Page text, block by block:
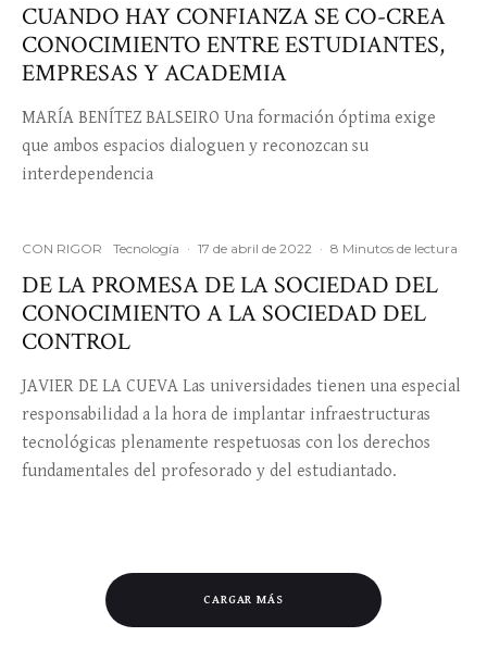
CUANDO HAY CONFIANZA SE CO-CREA
CONOCIMIENTO ENTRE ESTUDIANTES,
EMPRESAS Y ACADEMIA
MARÍA BENÍTEZ BALSEIRO Una formación óptima exige
que ambos espacios dialoguen y reconozcan su
interdependencia
CON RIGOR Tecnología · 17 de abril de 2022 · 8 Minutos de lectura
DE LA PROMESA DE LA SOCIEDAD DEL
CONOCIMIENTO A LA SOCIEDAD DEL
CONTROL
JAVIER DE LA CUEVA Las universidades tienen una especial
responsabilidad a la hora de implantar infraestructuras
tecnológicas plenamente respetuosas con los derechos
fundamentales del profesorado y del estudiantado.
CARGAR MÁS